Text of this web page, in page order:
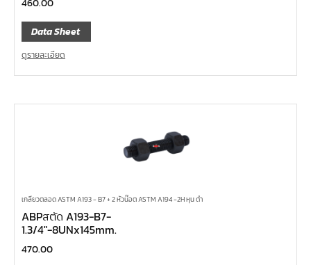
460.00
Data Sheet
ดูรายละเอียด
เกลียวตลอด ASTM A193 - B7 + 2 หัวน๊อต ASTM A194 -2H หุน ดำ
ABPสตัด A193-B7-
1.3/4″-8UNx145mm.
470.00